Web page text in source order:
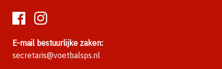
E-mail bestuurlijke zaken:
secretaris@voetbalsps.nl